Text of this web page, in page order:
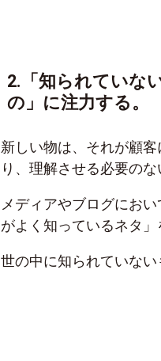
2.「知られていな
の」に注力する。
新しい物は、それが顧
り、理解させる必要のな
メディアやブログにお
がよく知っているネタ」
世の中に知られていない